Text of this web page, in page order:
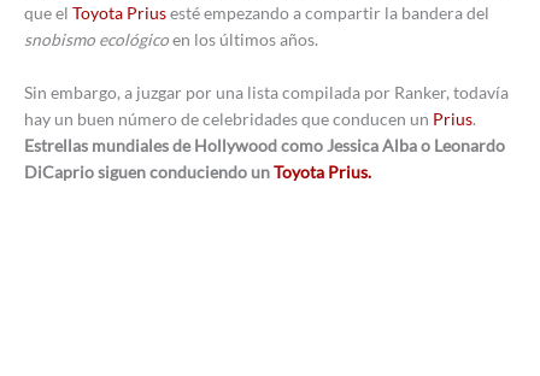
que el Toyota Priusesté empezando a compartir la bandera del
snobismo ecológicoen los últimos años.
Sin embargo, a juzgar por una lista compilada por Ranker, todavía
hay un buen número de celebridades que conducen un Prius.
Estrellas mundiales de Hollywood como Jessica Alba o Leonardo
DiCaprio siguen conduciendo unToyota Prius.